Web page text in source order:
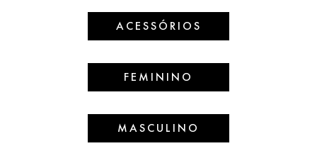
ACESSÓRIOS
FEMININO
MASCULINO